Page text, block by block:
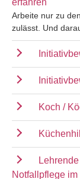
Arbeite nur zu
zulässt. Und
Koch /
Notfallpflege